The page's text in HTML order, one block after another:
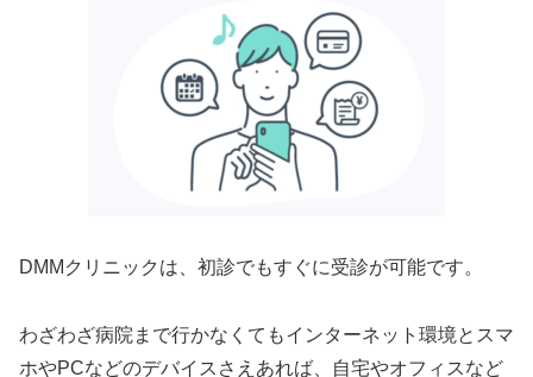
DMMクリニックは、初診でもすぐに受診が可能です。
わざわざ病院まで行かなくてもインターネット環境とスマ
ホやPCなどのデバイスさえあれば、自宅やオフィスなど